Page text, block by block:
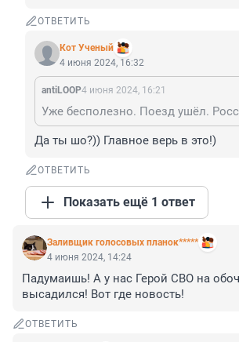
ОТВЕТИТЬ
Кот Ученый
4 июня 2024, 16:32
antiLOOP4 июня 2024, 16:21
Да ты шо?)) Главное верь в это!)
ОТВЕТИТЬ
Показать ещё 1 ответ
Заливщик голосовых планок*****
4 июня 2024, 14:24
Падумаишь! А у нас Герой СВО на
высадился! Вот где новость!
ОТВЕТИТЬ